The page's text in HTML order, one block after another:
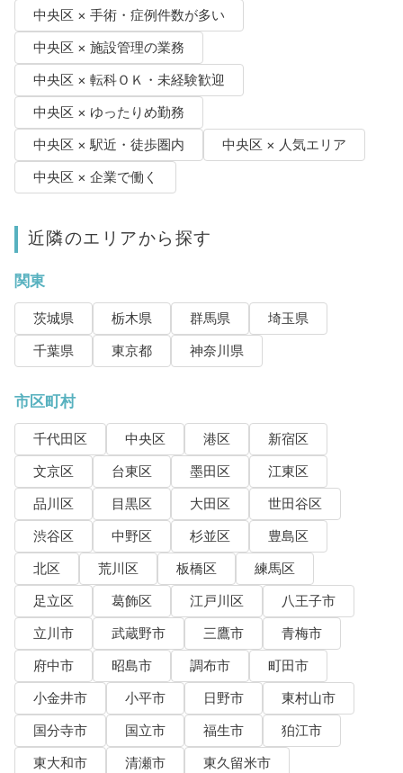
中央区 × 手術・症例件数が多い
中央区 × 施設管理の業務
中央区 × 転科ＯＫ・未経験歓迎
中央区 × ゆったりめ勤務
中央区 × 駅近・徒歩圏内
中央区 × 人気エリア
中央区 × 企業で働く
近隣のエリアから探す
関東
茨城県 栃木県 群馬県
埼玉県
千葉県
東京都 神奈川県
市区町村
千代田区 中央区 港区
新宿区
文京区
台東区 墨田区
江東区
品川区
目黒区 大田区
世田谷区
渋谷区
中野区 杉並区
豊島区
北区
荒川区 板橋区
練馬区
足立区
葛飾区 江戸川区
八王子市
立川市
武蔵野市 三鷹市
青梅市
府中市
昭島市 調布市
町田市
小金井市
小平市 日野市
東村山市
国分寺市
国立市 福生市
狛江市
東大和市
清瀬市
東久留米市